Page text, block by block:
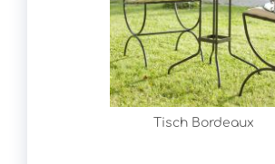
Tisch Bordeaux